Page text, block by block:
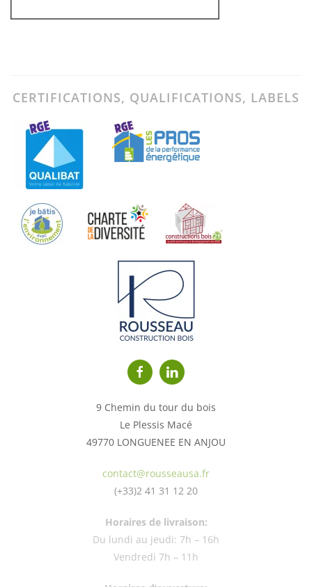
CERTIFICATIONS, QUALIFICATIONS, LABELS
9 Chemin du tour du bois
Le Plessis Macé
49770 LONGUENEE EN ANJOU
contact@rousseausa.fr
(+33)2 41 31 12 20
Horaires de livraison:
Du lundi au jeudi: 7h – 16h
Vendredi 7h – 11h